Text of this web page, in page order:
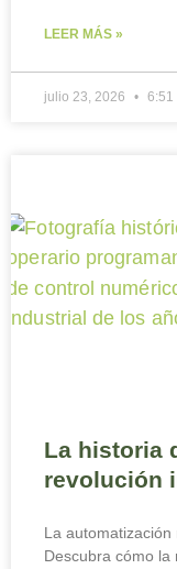
LEER MÁS »
julio 23, 2026 6:51
La historia
revolución
La automatización
Descubra cómo la